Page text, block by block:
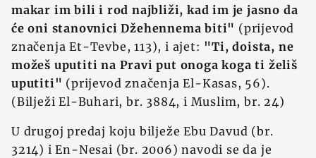
makar im bili i rod najbliži, kad im je jasno da
će oni stanovnici Džehennema biti" (prijevod
značenja Et-Tevbe, 113), i ajet: "Ti, doista, ne
možeš uputiti na Pravi put onoga koga ti želiš
uputiti" (prijevod značenja El-Kasas, 56).
(Bilježi El-Buhari, br. 3884, i Muslim, br. 24)
U drugoj predaj koju bilježe Ebu Davud (br.
3214) i En-Nesai (br. 2006) navodi se da je